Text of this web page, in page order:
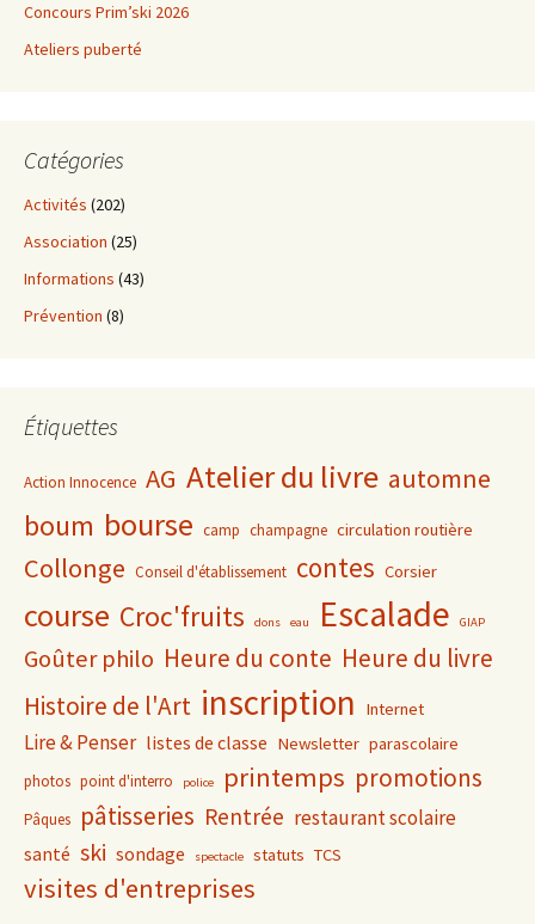
Concours Prim’ski 2026
Ateliers puberté
Catégories
Activités (202)
Association (25)
Informations (43)
Prévention (8)
Étiquettes
Action Innocence AG Atelier du livre automne
boum bourse camp champagne circulation routière
Collonge Conseil d'établissement contes Corsier
course Croc'fruits dons eau Escalade GIAP
Goûter philo Heure du conte Heure du livre
Histoire de l'Art inscription Internet
Lire & Penser listes de classe Newsletter parascolaire
photos point d'interro police printemps promotions
Pâques pâtisseries Rentrée restaurant scolaire
santé ski sondage spectacle statuts TCS
visites d'entreprises